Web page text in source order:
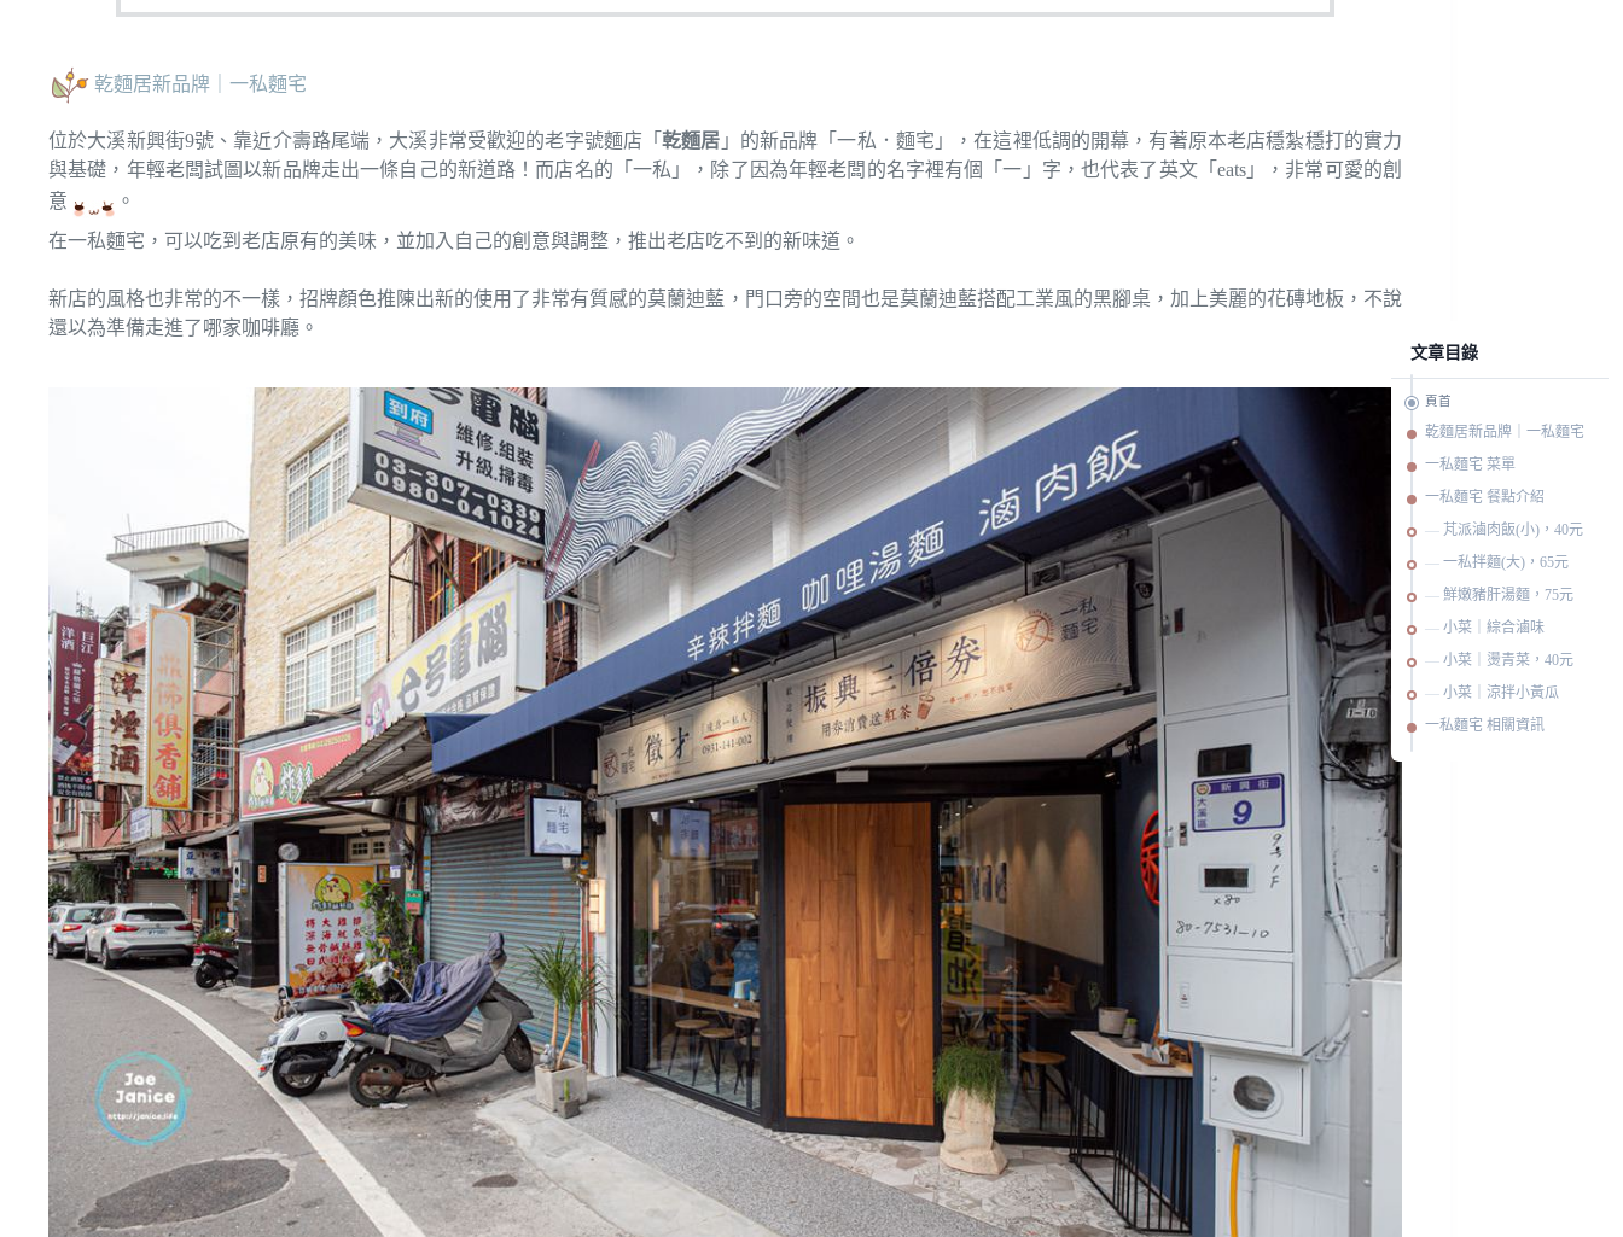
乾麵居新品牌｜一私麵宅
位於大溪新興街9號、靠近介壽路尾端，大溪非常受歡迎的老字號麵店「乾麵居 」的新品牌「一私．麵宅」，在這裡低調的開幕，有著原本老店穩紮穩打的實力
與基礎，年輕老闆試圖以新品牌走出一條自己的新道路！而店名的「一私」，除了因為年輕老闆的名字裡有個「一」字，也代表了英文「eats」，非常可愛的創
意
。
在一私麵宅，可以吃到老店原有的美味，並加入自己的創意與調整，推出老店吃不到的新味道。
新店的風格也非常的不一樣，招牌顏色推陳出新的使用了非常有質感的莫蘭迪藍，門口旁的空間也是莫蘭迪藍搭配工業風的黑腳桌，加上美麗的花磚地板，不說
還以為準備走進了哪家咖啡廳。
文章目錄
頁首
乾麵居新品牌｜一私麵宅
一私麵宅 菜單
一私麵宅 餐點介紹
芃派滷肉飯(小)，40元
一私拌麵(大)，65元
鮮嫩豬肝湯麵，75元
小菜｜綜合滷味
小菜｜燙青菜，40元
小菜｜涼拌小黃瓜
一私麵宅 相關資訊